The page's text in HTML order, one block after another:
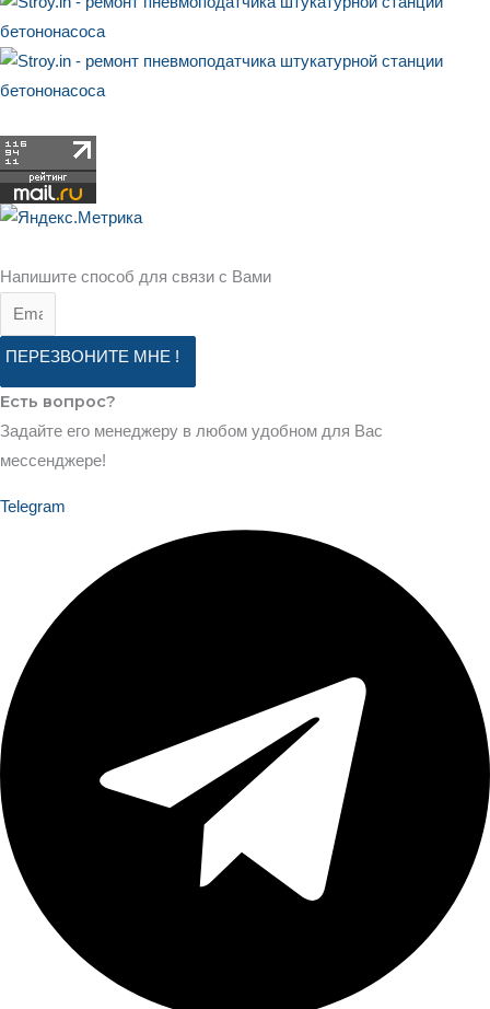
Напишите способ для связи с Вами
ПЕРЕЗВОНИТЕ МНЕ !
Есть вопрос?
Задайте его менеджеру в любом удобном для Вас
мессенджере!
Telegram